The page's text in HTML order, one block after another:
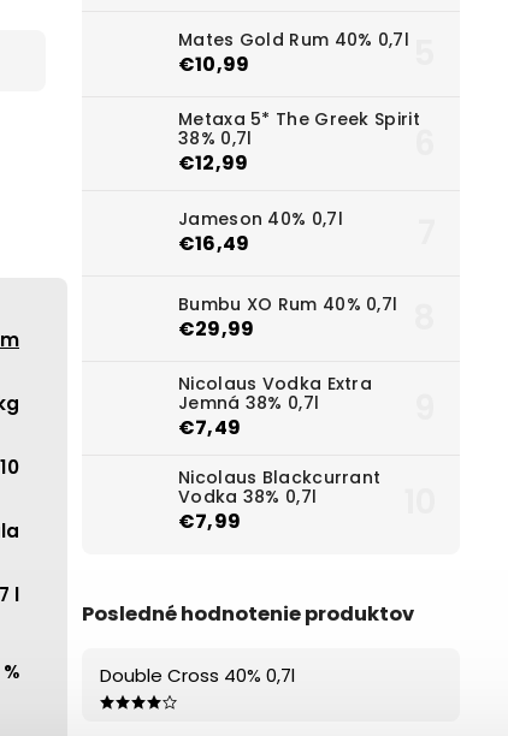
Mates Gold Rum 40% 0,7l
€10,99
Metaxa 5* The Greek Spirit
38% 0,7l
€12,99
Jameson 40% 0,7l
€16,49
Bumbu XO Rum 40% 0,7l
€29,99
Nicolaus Vodka Extra
Jemná 38% 0,7l
€7,49
Nicolaus Blackcurrant
Vodka 38% 0,7l
€7,99
Posledné hodnotenie produktov
Double Cross 40% 0,7l
l